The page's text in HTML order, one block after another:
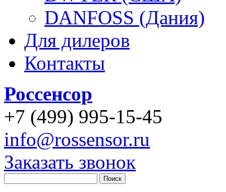
DANFOSS (Дания)
Для дилеров
Контакты
Россенсор
+7 (499) 995-15-45
info@rossensor.ru
Заказать звонок